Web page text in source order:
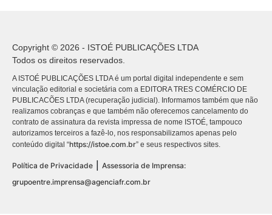
Copyright © 2026 - ISTOÉ PUBLICAÇÕES LTDA
Todos os direitos reservados.
A ISTOÉ PUBLICAÇÕES LTDA é um portal digital independente e sem
vinculação editorial e societária com a EDITORA TRES COMÉRCIO DE
PUBLICACÕES LTDA (recuperação judicial). Informamos também que não
realizamos cobranças e que também não oferecemos cancelamento do
contrato de assinatura da revista impressa de nome ISTOÉ, tampouco
autorizamos terceiros a fazê-lo, nos responsabilizamos apenas pelo
conteúdo digital “https://istoe.com.br” e seus respectivos sites.
Política de Privacidade
Assessoria de Imprensa:
grupoentre.imprensa@agenciafr.com.br